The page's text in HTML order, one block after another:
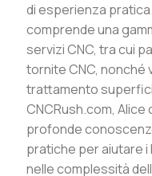
di esperienza
comprende una
servizi CNC, tra cui
tornite CNC, nonché
trattamento
CNCRush.com, Alice
profonde
pratiche per aiutare
nelle complessità